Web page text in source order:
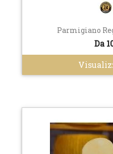
Parmigiano
Da